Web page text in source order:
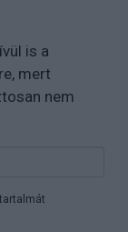
is a
mert
nem
tartalmát